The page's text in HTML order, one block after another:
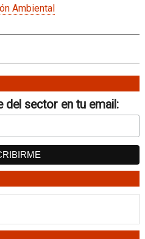
Ambiental
del sector en tu email: